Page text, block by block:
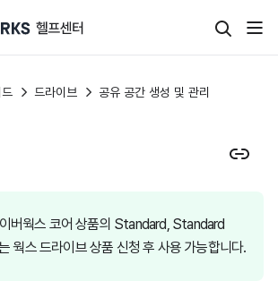
드라이브 공유 공간 생성 및 관리
버웍스 코어 상품의 Standard, Standard
웍스 드라이브 상품 신청 후 사용 가능합니다.